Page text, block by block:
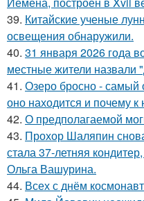
39. Китайские ученые
освещения обнаружили.
40. 31 января 2026 года
местные жители назвали
41. Озеро бросно - самый
оно находится и почему
42. О предполагаемой
43. Прохор Шаляпин
стала 37-летняя
Ольга Вашурина.
44. Всех с днём